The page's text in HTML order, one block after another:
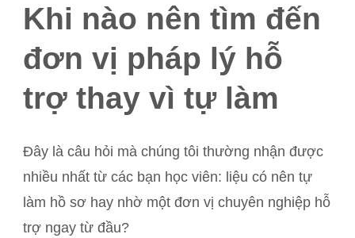
Khi nào nên tìm đến
đơn vị pháp lý hỗ
trợ thay vì tự làm
Đây là câu hỏi mà chúng tôi thường nhận được
nhiều nhất từ các bạn học viên: liệu có nên tự
làm hồ sơ hay nhờ một đơn vị chuyên nghiệp hỗ
trợ ngay từ đầu?